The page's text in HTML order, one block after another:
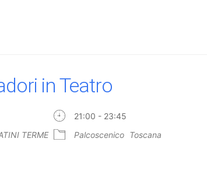
in Teatro
21:00 - 23:45
TERME
Palcoscenico Toscana